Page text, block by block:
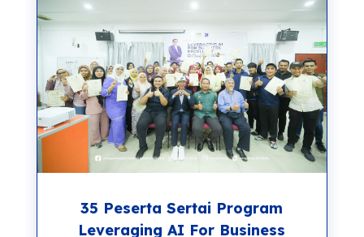
35 Peserta Sertai Program
Leveraging AI For Business